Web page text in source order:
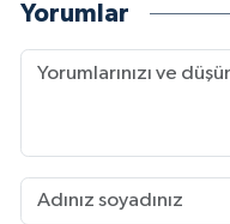
Yorumlar